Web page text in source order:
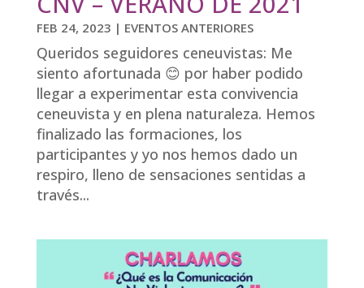
FEB 24, 2023 | EVENTOS ANTERIORES
Queridos seguidores ceneuvistas: Me
siento afortunada 😊 por haber podido
llegar a experimentar esta convivencia
ceneuvista y en plena naturaleza. Hemos
finalizado las formaciones, los
participantes y yo nos hemos dado un
respiro, lleno de sensaciones sentidas a
través...